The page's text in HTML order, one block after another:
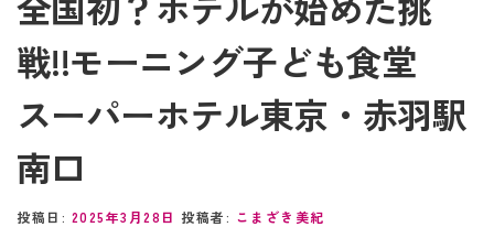
戦!!モーニング子ども食堂
スーパーホテル東京・赤羽駅
南口
投稿日: 2025年3月28日 投稿者: こまざき美紀